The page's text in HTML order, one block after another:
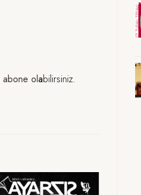
abone olabilirsiniz.